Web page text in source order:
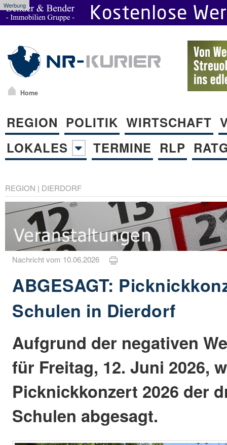
Werbung
Home
REGION POLITIK WIRTSCHAFT
LOKALES
TERMINE RLP
REGION | DIERDORF
Nachricht vom 10.06.2026
ABGESAGT:
Schulen in Dierdorf
Aufgrund der negativen
für Freitag, 12. Juni 2026,
Picknickkonzert 2026 der
Schulen abgesagt.